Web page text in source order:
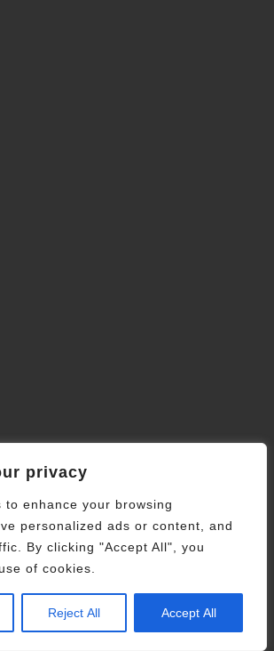
privacy
to enhance your browsing
personalized ads or content, and
By clicking "Accept All", you
of cookies.
Reject All Accept All